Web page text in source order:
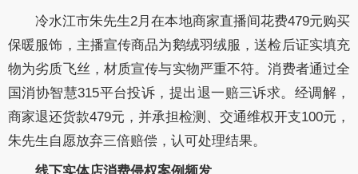
冷水江市朱先生2月在本地商家直播间花费479元购买
保暖服饰，主播宣传商品为鹅绒羽绒服，送检后证实填充
物为劣质飞丝，材质宣传与实物严重不符。消费者通过全
国消协智慧315平台投诉，提出退一赔三诉求。经调解，
商家退还货款479元，并承担检测、交通维权开支100元，
朱先生自愿放弃三倍赔偿，认可处理结果。